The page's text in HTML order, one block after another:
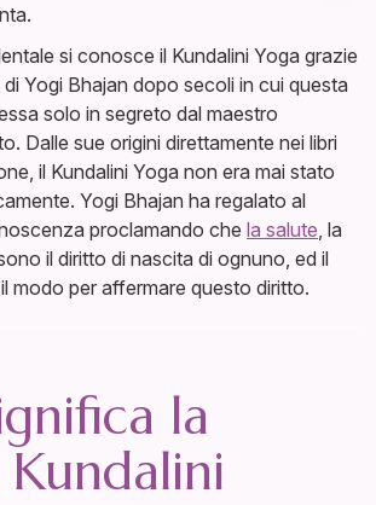
si conosce il Kundalini Yoga grazie
Yogi Bhajan dopo secoli in cui questa
solo in segreto dal maestro
Dalle sue origini direttamente nei libri
il Kundalini Yoga non era mai stato
Yogi Bhajan ha regalato al
proclamando che la salute , la
il diritto di nascita di ognuno, ed il
modo per affermare questo diritto.
la